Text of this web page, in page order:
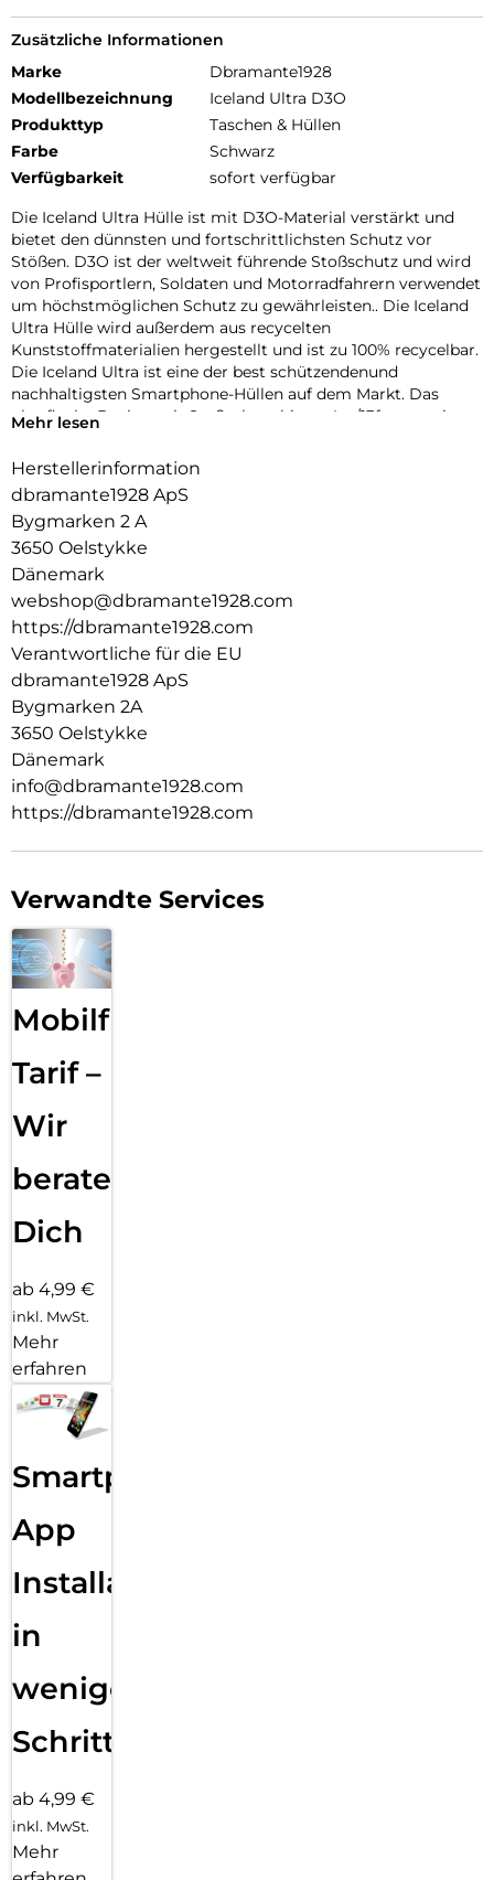
Zusätzliche Informationen
Marke
Dbramante1928
Modellbezeichnung
Iceland Ultra D3O
Produkttyp
Taschen & Hüllen
Farbe
Schwarz
Verfügbarkeit
sofort verfügbar
Die Iceland Ultra Hülle ist mit D3O-Material verstärkt und
bietet den dünnsten und fortschrittlichsten Schutz vor
Stößen. D3O ist der weltweit führende Stoßschutz und wird
von Profisportlern, Soldaten und Motorradfahrern verwendet
um höchstmöglichen Schutz zu gewährleisten.. Die Iceland
Ultra Hülle wird außerdem aus recycelten
Kunststoffmaterialien hergestellt und ist zu 100% recycelbar.
Die Iceland Ultra ist eine der best schützendenund
nachhaltigsten Smartphone-Hüllen auf dem Markt. Das
ultraflache Design mit Stoßschutz bis zu 4m/13ft garantiert
Mehr lesen
Herstellerinformation
dbramante1928 ApS
Bygmarken 2 A
3650 Oelstykke
Dänemark
webshop@dbramante1928.com
https://dbramante1928.com
Verantwortliche für die EU
dbramante1928 ApS
Bygmarken 2A
3650 Oelstykke
Dänemark
info@dbramante1928.com
https://dbramante1928.com
Verwandte Services
Mobilfunk
Tarif –
Wir
beraten
Dich
ab 4,99 €
inkl. MwSt.
Mehr
erfahren
Smartphone
App
Installation
in
wenigen
Schritten
ab 4,99 €
inkl. MwSt.
Mehr